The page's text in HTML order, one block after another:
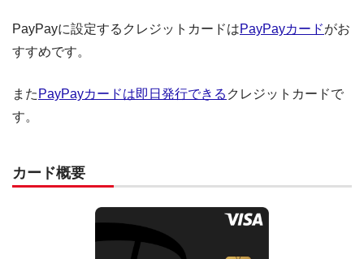
PayPayに設定するクレジットカードはPayPayカードがお
すすめです。
また PayPayカードは即日発行できる クレジットカードで
す。
カード概要